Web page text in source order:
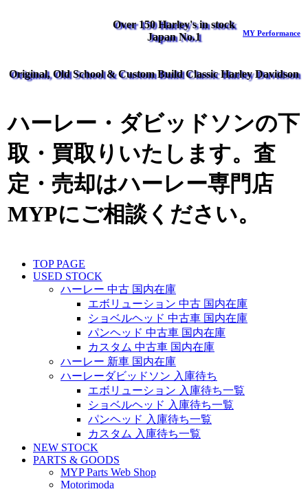
Over 150 Harley's in stock
Japan No.1
MY Performance
Original, Old School & Custom Build Classic Harley Davidson
ハーレー・ダビッドソンの下
取・買取りいたします。査
定・売却はハーレー専門店
MYPにご相談ください。
TOP PAGE
USED STOCK
ハーレー 中古 国内在庫
エボリューション 中古 国内在庫
ショベルヘッド 中古車 国内在庫
パンヘッド 中古車 国内在庫
カスタム 中古車 国内在庫
ハーレー 新車 国内在庫
ハーレーダビッドソン 入庫待ち
エボリューション 入庫待ち一覧
ショベルヘッド 入庫待ち一覧
パンヘッド 入庫待ち一覧
カスタム 入庫待ち一覧
NEW STOCK
PARTS & GOODS
MYP Parts Web Shop
Motorimoda